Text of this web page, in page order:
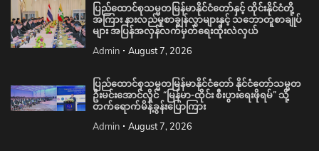
ပြည်ထောင်စုသမ္မတမြန်မာနိုင်ငံတော်နှင့် ထိုင်းနိုင်ငံတို့
အကြား နားလည်မှုစာချွန်လွှာများနှင့် သဘောတူစာချုပ်
များ အပြန်အလှန်လက်မှတ်ရေးထိုးလဲလှယ်
Admin August 7, 2026
ပြည်ထောင်စုသမ္မတမြန်မာနိုင်ငံတော် နိုင်ငံတော်သမ္မတ
ဦးမင်းအောင်လှိုင် “မြန်မာ-ထိုင်း စီးပွားရေးဖိုရမ်” သို့
တက်ရောက်မိန့်ခွန်းပြောကြား
Admin August 7, 2026